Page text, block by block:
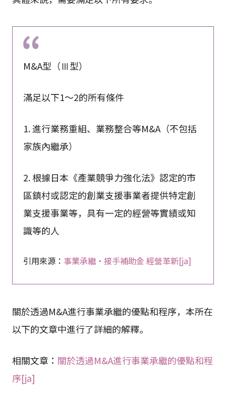
M&A型（Ⅲ型）
滿足以下1～2的所有條件
1. 進行業務重組、業務整合等M&A（不包括
家族內繼承）
2. 根據日本《產業競爭力強化法》認定的市
區鎮村或認定的創業支援事業者提供特定創
業支援事業等，具有一定的經營等實績或知
識等的人
引用來源： 事業承繼・接手補助金 經營革新[ja]
關於透過M&A進行事業承繼的優點和程序，本所在
以下的文章中進行了詳細的解釋。
相關文章： 關於透過M&A進行事業承繼的優點和程
序[ja]